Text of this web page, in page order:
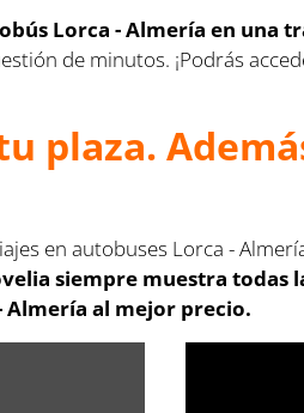
Lorca - Almería en una
de minutos. ¡Podrás
plaza.
en autobuses Lorca -
siempre muestra todas
Almería al mejor precio.